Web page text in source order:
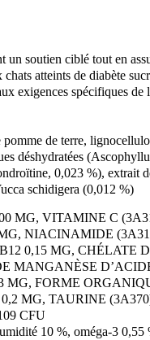
soutien ciblé tout en
atteints de diabète
exigences spécifiques de
de terre,
déshydratées
0,023 %), extrait
schidigera (0,012 %)
MG, VITAMINE C
NIACINAMIDE
0,15 MG, CHÉLATE
MANGANÈSE
FORME
MG, TAURINE
CFU
10 %, oméga-3